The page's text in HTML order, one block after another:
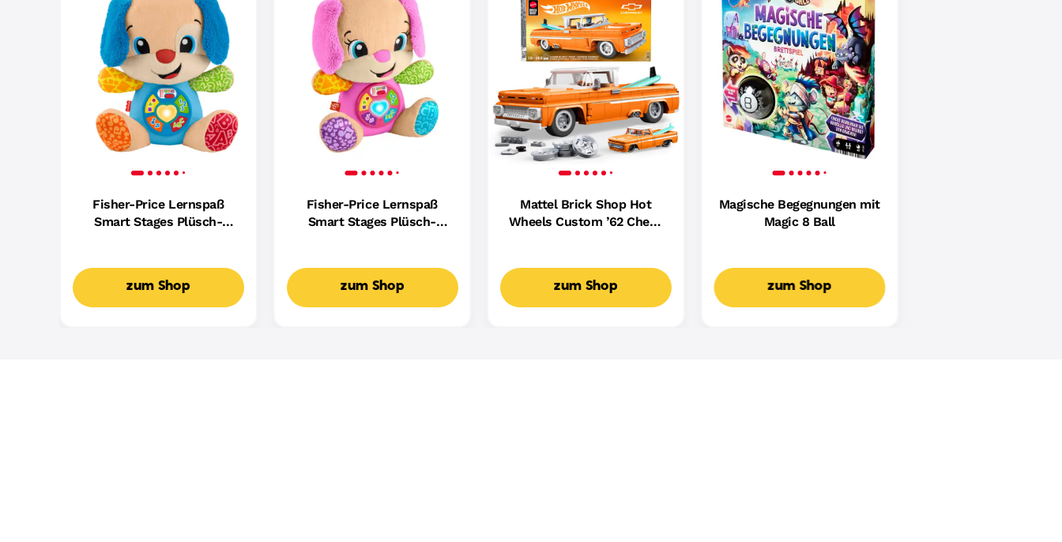
Fisher-Price Lernspaß
Smart Stages Plüsch-
Mehrsprachige Version
zum Shop
Fisher-Price Lernspaß
Smart Stages Plüsch-
Mehrsprachige Version
zum Shop
Mattel Brick Shop Hot
Wheels Custom ’62 Chevy
zum Shop
Magische Begegnungen mit
Magic 8 Ball
zum Shop